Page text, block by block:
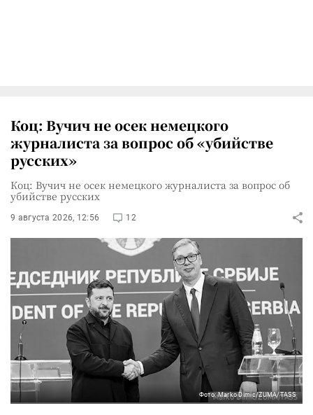
Коц: Вучич не осек немецкого
журналиста за вопрос об «убийстве
русских»
Коц: Вучич не осек немецкого журналиста за вопрос об
убийстве русских
9 августа 2026, 12:56 12
Фото: Marko Dimic/ZUMA/TASS